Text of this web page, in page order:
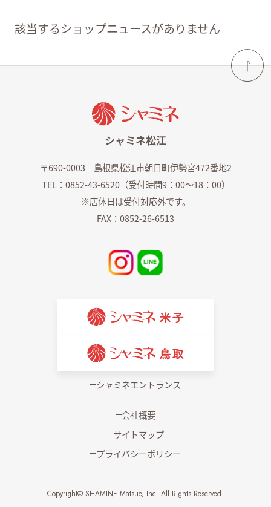
該当するショップニュースがありません
シャミネ松江
〒690-0003 島根県松江市朝日町伊勢宮472番地2
TEL：0852-43-6520（受付時間9：00～18：00）
※店休日は受付対応外です。
FAX：0852-26-6513
シャミネエントランス
会社概要
サイトマップ
プライバシーポリシー
Copyright© SHAMINE Matsue, Inc. All Rights Reserved.